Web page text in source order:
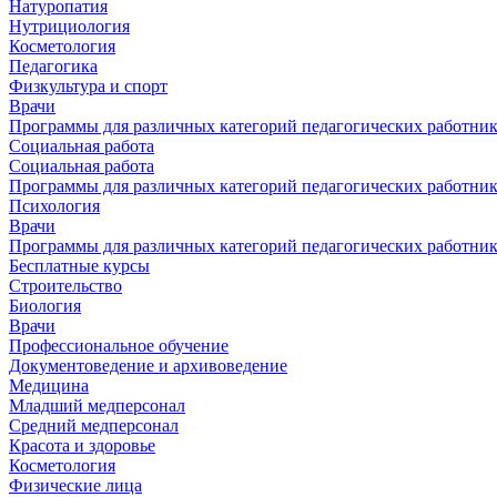
Натуропатия
Нутрициология
Косметология
Педагогика
Физкультура и спорт
Врачи
Программы для различных категорий педагогических
Социальная работа
Социальная работа
Программы для различных категорий педагогических
Психология
Врачи
Программы для различных категорий педагогических
Бесплатные курсы
Строительство
Биология
Врачи
Профессиональное обучение
Документоведение и архивоведение
Медицина
Младший медперсонал
Средний медперсонал
Красота и здоровье
Косметология
Физические лица